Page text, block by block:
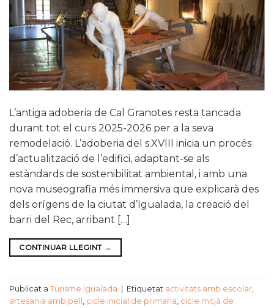
L’antiga adoberia de Cal Granotes resta tancada
durant tot el curs 2025-2026 per a la seva
remodelació. L’adoberia del s.XVIII inicia un procés
d’actualització de l’edifici, adaptant-se als
estàndards de sostenibilitat ambiental, i amb una
nova museografia més immersiva que explicarà des
dels orígens de la ciutat d’Igualada, la creació del
barri del Rec, arribant […]
CONTINUAR LLEGINT →
Publicat a Turisme Igualada Etiquetat activitats amb escolar,
artesania amb pell , cicle inicial de primaria, cicle mitjà de